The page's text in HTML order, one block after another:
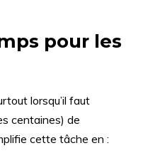
pour les
lorsqu’il faut
centaines) de
cette tâche en :